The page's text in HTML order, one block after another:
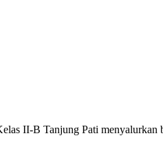
II-B Tanjung Pati